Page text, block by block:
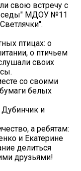
свою встречу с
МДОУ №11
птицах: о
о птичьем
своих
со своими
белых
и
а ребятам:
и Екатерине
делиться
друзьями!